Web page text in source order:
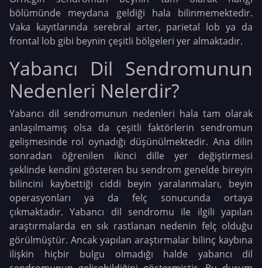
bölümünde meydana geldiği hala bilinmemektedir.
Vaka kayıtlarında serebral arter, parietal lob ya da
frontal lob gibi beynin çeşitli bölgeleri yer almaktadır.
Yabancı Dil Sendromunun
Nedenleri Nelerdir?
Yabancı dil sendromunun nedenleri hala tam olarak
anlaşılmamış olsa da çeşitli faktörlerin sendromun
gelişmesinde rol oynadığı düşünülmektedir. Ana dilin
sonradan öğrenilen ikinci dille yer değiştirmesi
şeklinde kendini gösteren bu sendrom genelde bireyin
bilincini kaybettiği ciddi beyin yaralanmaları, beyin
operasyonları ya da felç sonucunda ortaya
çıkmaktadır. Yabancı dil sendromu ile ilgili yapılan
araştırmalarda en sık rastlanan nedenin felç olduğu
görülmüştür. Ancak yapılan araştırmalar bilinç kaybına
ilişkin hiçbir bulgu olmadığı halde yabancı dil